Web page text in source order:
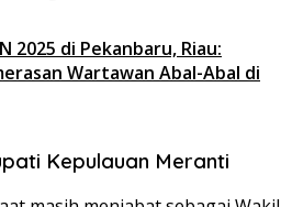
2025 di Pekanbaru, Riau:
Wartawan Abal-Abal di
Kepulauan Meranti